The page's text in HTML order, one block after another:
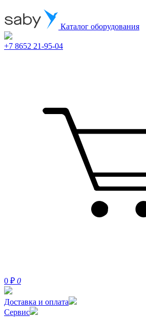
Каталог оборудования
+7 8652 21-95-04
0 ₽ 0
Доставка и оплата
Сервис